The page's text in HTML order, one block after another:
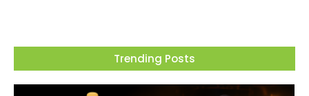
Trending Posts